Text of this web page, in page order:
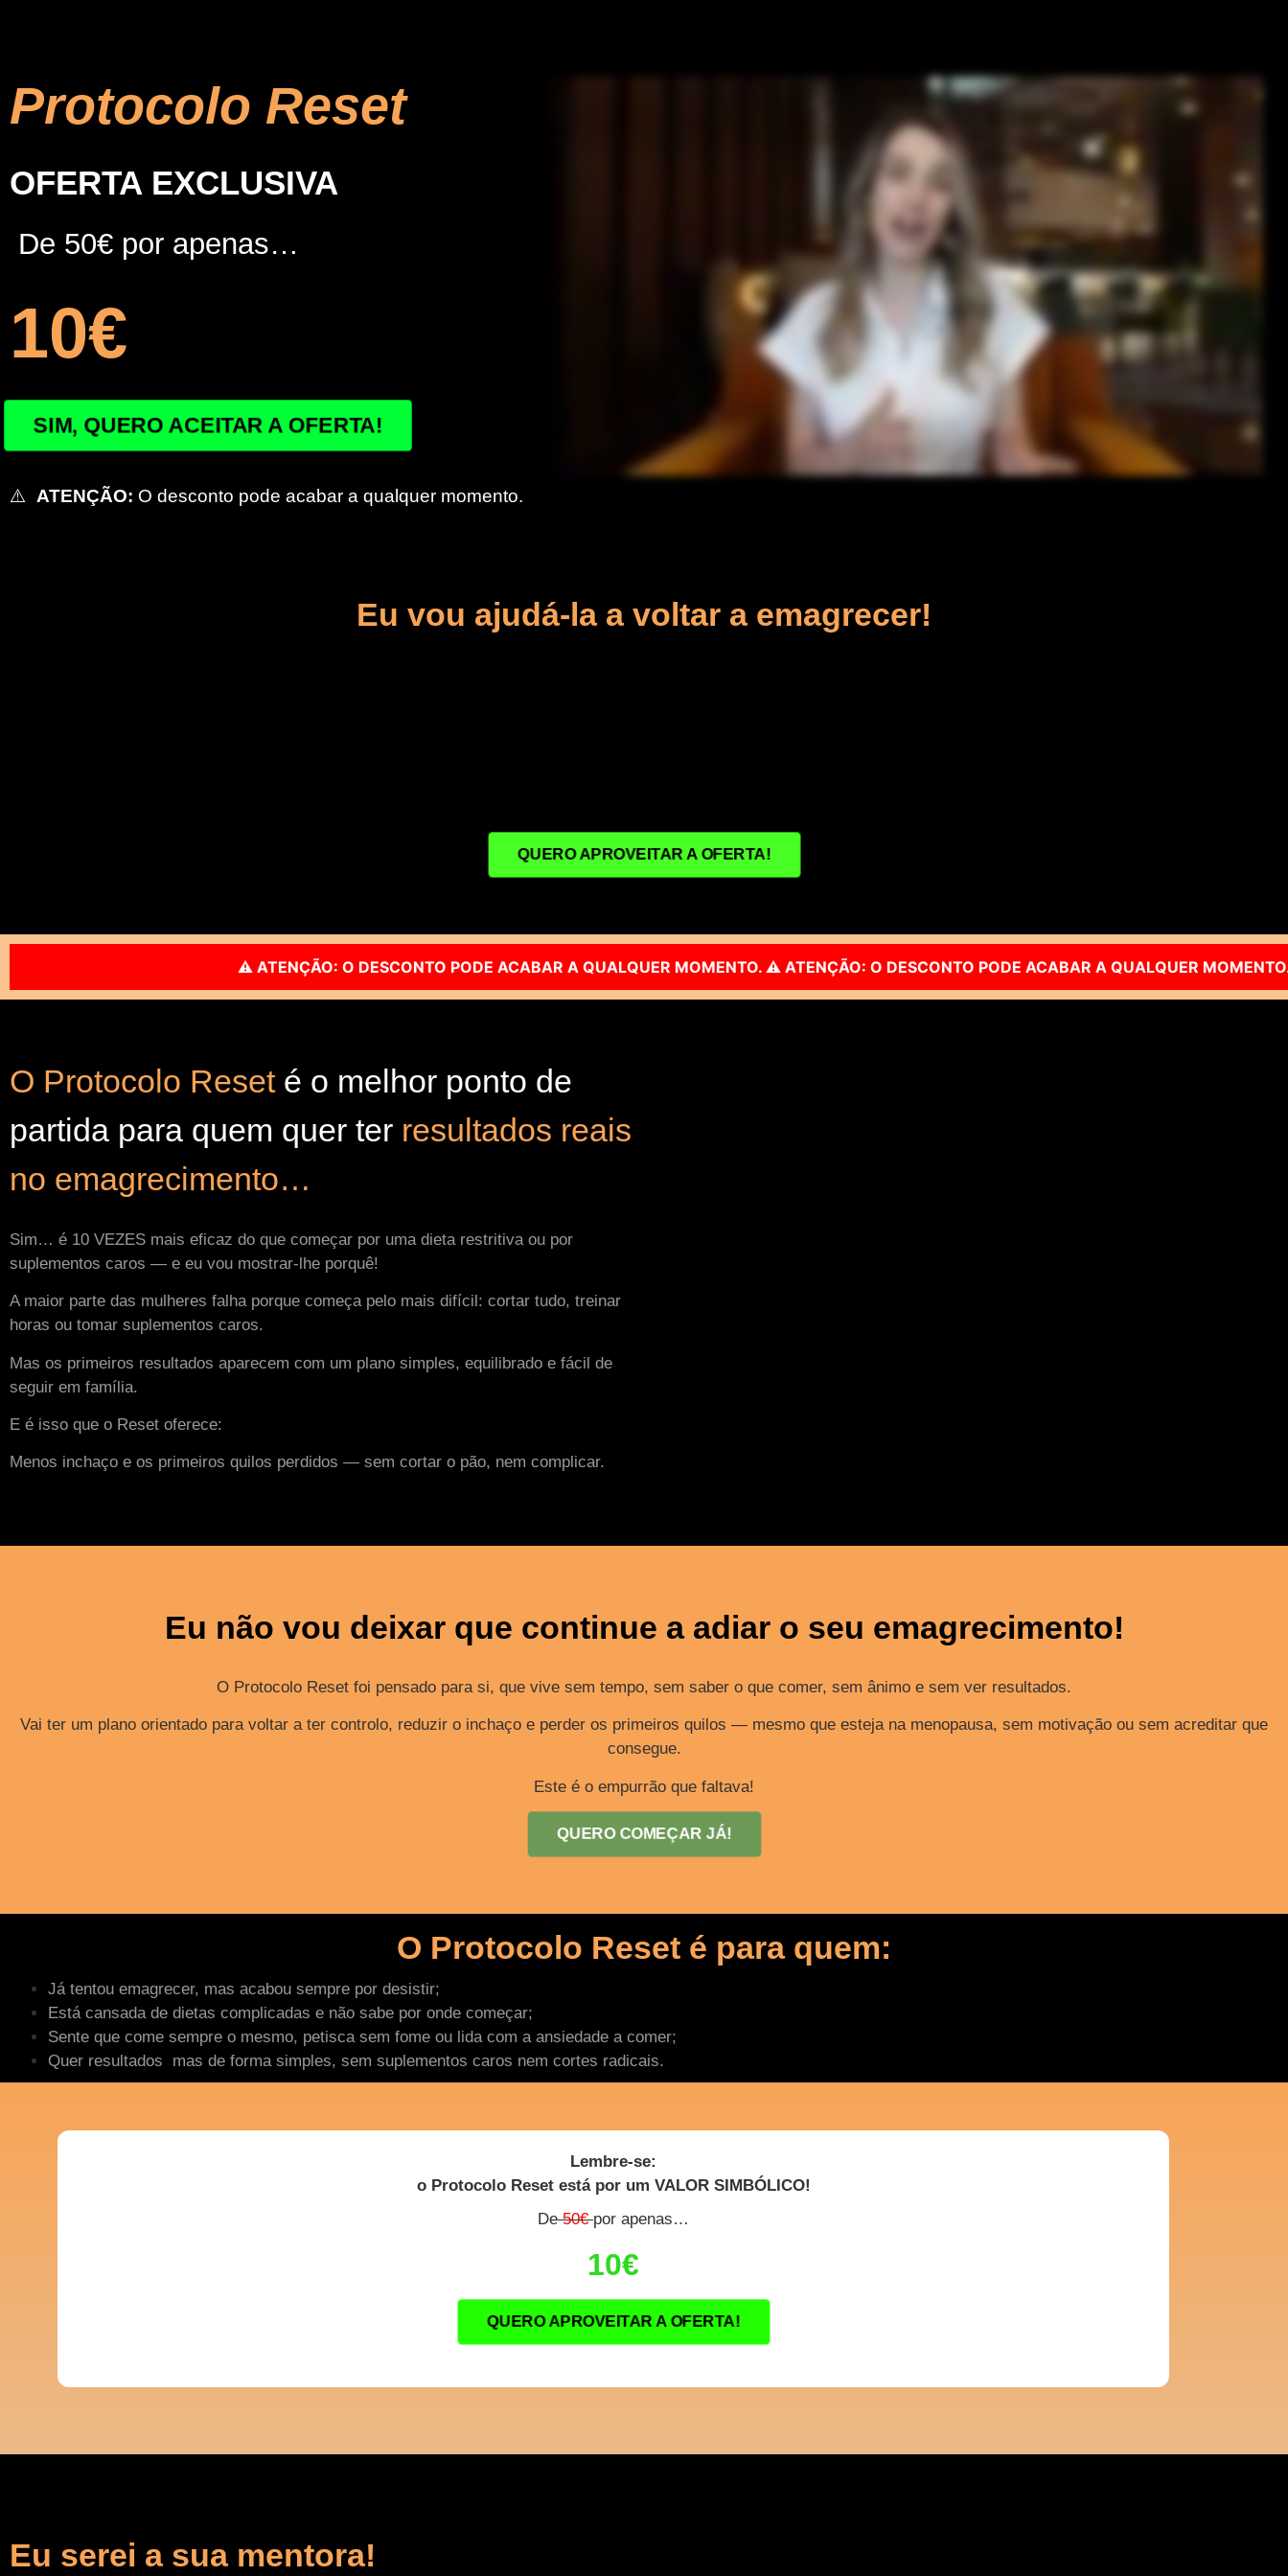
Protocolo Reset
OFERTA EXCLUSIVA
De 50€ por apenas…
10€
SIM, QUERO ACEITAR A OFERTA!
⚠️ ATENÇÃO: O desconto pode acabar a qualquer momento.
Eu vou ajudá-la a voltar a emagrecer!
QUERO APROVEITAR A OFERTA!
⚠️ ATENÇÃO: O DESCONTO PODE ACABAR A QUALQUER MOMENTO. ⚠️ ATENÇÃO: O DESCONTO PODE ACABAR A QUALQUER MOMENTO.
O Protocolo Reseté o melhor ponto de
partida para quem quer ter resultados reais
no emagrecimento…
Sim… é 10 VEZES mais eficaz do que começar por uma dieta restritiva ou por
suplementos caros — e eu vou mostrar-lhe porquê!
A maior parte das mulheres falha porque começa pelo mais difícil: cortar tudo, treinar
horas ou tomar suplementos caros.
Mas os primeiros resultados aparecem com um plano simples, equilibrado e fácil de
seguir em família.
E é isso que o Reset oferece:
Menos inchaço e os primeiros quilos perdidos — sem cortar o pão, nem complicar.
Eu não vou deixar que continue a adiar o seu emagrecimento!
O Protocolo Reset foi pensado para si, que vive sem tempo, sem saber o que comer, sem ânimo e sem ver resultados.
Vai ter um plano orientado para voltar a ter controlo, reduzir o inchaço e perder os primeiros quilos — mesmo que esteja na menopausa, sem motivação ou sem acreditar que
consegue.
Este é o empurrão que faltava!
QUERO COMEÇAR JÁ!
O Protocolo Reset é para quem:
Já tentou emagrecer, mas acabou sempre por desistir;
Está cansada de dietas complicadas e não sabe por onde começar;
Sente que come sempre o mesmo, petisca sem fome ou lida com a ansiedade a comer;
Quer resultados mas de forma simples, sem suplementos caros nem cortes radicais.
Lembre-se:
o Protocolo Reset está por um VALOR SIMBÓLICO!
De50€ por apenas…
10€
QUERO APROVEITAR A OFERTA!
Eu serei a sua mentora!